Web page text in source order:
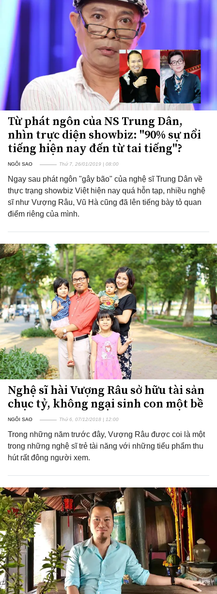
Từ phát ngôn của NS Trung Dân,
nhìn trực diện showbiz: "90% sự nổi
tiếng hiện nay đến từ tai tiếng"?
NGÔI SAO Thứ 7, 26/01/2019 | 08:00
Ngay sau phát ngôn "gây bão" của nghệ sĩ Trung Dân về
thực trạng showbiz Việt hiện nay quá hỗn tạp, nhiều nghệ
sĩ như Vượng Râu, Vũ Hà cũng đã lên tiếng bày tỏ quan
điểm riêng của mình.
Nghệ sĩ hài Vượng Râu sở hữu tài sản
chục tỷ, không ngại sinh con một bề
NGÔI SAO Thứ 6, 07/12/2018 | 12:00
Trong những năm trước đây, Vượng Râu được coi là một
trong những nghệ sĩ trẻ tài năng với những tiểu phẩm thu
hút rất đông người xem.